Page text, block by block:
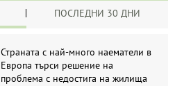
ПОСЛЕДНИ 30 ДНИ
Страната с най-много наематели в
Европа търси решение на
проблема с недостига на жилища